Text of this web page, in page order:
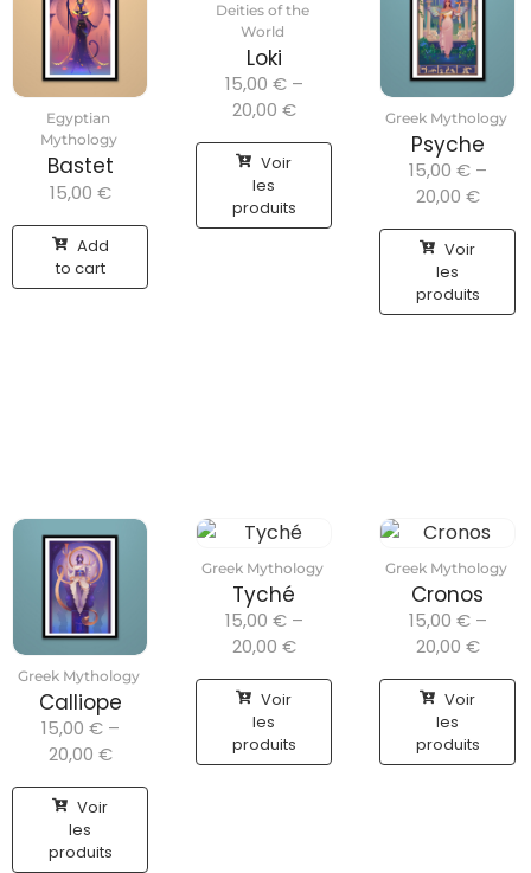
Egyptian
Mythology
Bastet
15,00 €
Add
to cart
Deities of the
World
Loki
15,00 € –
20,00 €
Voir
les
produits
Greek Mythology
Psyche
15,00 € –
20,00 €
Voir
les
produits
Greek Mythology
Calliope
15,00 € –
20,00 €
Voir
les
produits
Greek Mythology
Tyché
15,00 € –
20,00 €
Voir
les
produits
Greek Mythology
Cronos
15,00 € –
20,00 €
Voir
les
produits